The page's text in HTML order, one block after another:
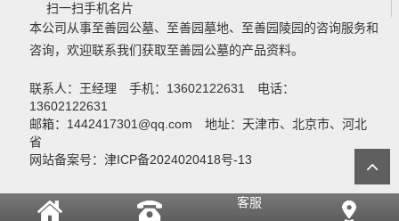
扫一扫手机名片
本公司从事至善园公墓、 至善园墓地、 至善园陵园的咨询服务和
咨询，欢迎联系我们获取至善园公墓的产品资料。
联系人：王经理 手机：13602122631 电话：
13602122631
邮箱：1442417301@qq.com 地址：天津市、北京市、河北
省
网站备案号：津ICP备2024020418号-13
客服